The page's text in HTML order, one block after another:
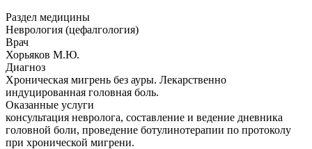
Раздел медицины
Неврология (цефалгология)
Врач
Хорьяков М.Ю.
Диагноз
Хроническая мигрень без ауры. Лекарственно
индуцированная головная боль.
Оказанные услуги
консультация невролога, составление и ведение дневника
головной боли, проведение ботулинотерапии по протоколу
при хронической мигрени.